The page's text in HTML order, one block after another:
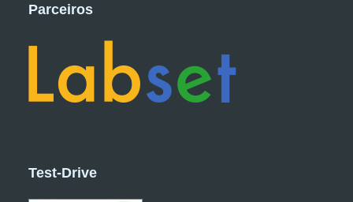
Parceiros
Test-Drive